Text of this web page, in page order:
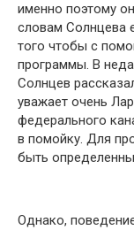
именно поэтому
словам Солнцева
того чтобы с
программы. В
Солнцев
уважает очень
федерального
в помойку. Для
быть
Однако,